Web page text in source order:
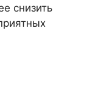
снизить